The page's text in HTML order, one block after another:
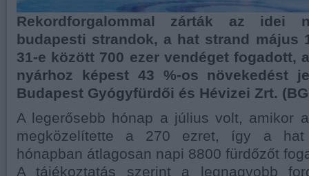
Rekordforgalommal zárták az idei
budapesti strandok, a hat strand május
31-e között 700 ezer vendéget fogadott,
nyárhoz képest 43 %-os növekedést
Budapest Gyógyfürdői és Hévizei Zrt.
A legerősebb hónap a július volt, amikor
megközelítette a 270 ezret, így a
hónapban átlagosan napi 8800 fürdőzőt
A tájékoztatás szerint a legnagyobb